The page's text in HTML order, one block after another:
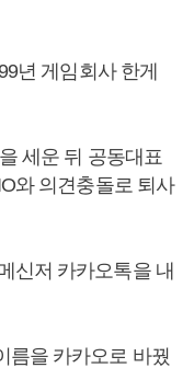
년 게임회사 한게
세운 뒤 공동대표
와 의견충돌로 퇴사
신저 카카오톡을 내
름을 카카오로 바꿨